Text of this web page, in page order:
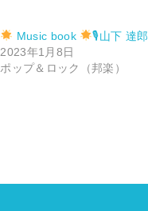
Music book
🎙山下 達郎
2023年1月8日
ポップ＆ロック（邦楽）